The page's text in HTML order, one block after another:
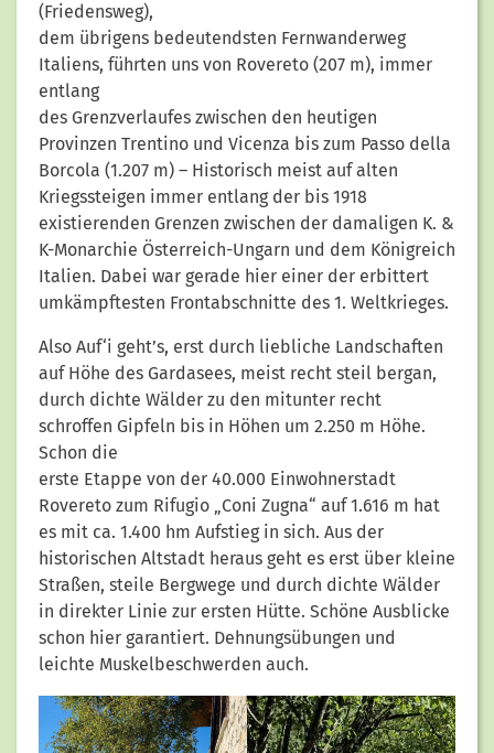
(Friedensweg),
dem übrigens bedeutendsten Fernwanderweg
Italiens, führten uns von Rovereto (207 m), immer
entlang
des Grenzverlaufes zwischen den heutigen
Provinzen Trentino und Vicenza bis zum Passo della
Borcola (1.207 m) – Historisch meist auf alten
Kriegssteigen immer entlang der bis 1918
existierenden Grenzen zwischen der damaligen K. &
K-Monarchie Österreich-Ungarn und dem Königreich
Italien. Dabei war gerade hier einer der erbittert
umkämpftesten Frontabschnitte des 1. Weltkrieges.
Also Auf‘i geht’s, erst durch liebliche Landschaften
auf Höhe des Gardasees, meist recht steil bergan,
durch dichte Wälder zu den mitunter recht
schroffen Gipfeln bis in Höhen um 2.250 m Höhe.
Schon die
erste Etappe von der 40.000 Einwohnerstadt
Rovereto zum Rifugio „Coni Zugna“ auf 1.616 m hat
es mit ca. 1.400 hm Aufstieg in sich. Aus der
historischen Altstadt heraus geht es erst über kleine
Straßen, steile Bergwege und durch dichte Wälder
in direkter Linie zur ersten Hütte. Schöne Ausblicke
schon hier garantiert. Dehnungsübungen und
leichte Muskelbeschwerden auch.